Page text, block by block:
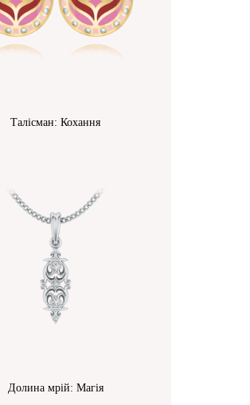
Талісман: Кохання
Долина мрій: Магія